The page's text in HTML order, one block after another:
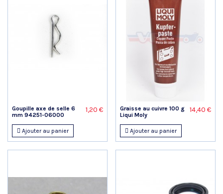
Goupille axe de selle 6
mm 94251-06000
1,20 €
Ajouter au panier
Graisse au cuivre 100 g
Liqui Moly
14,40 €
Ajouter au panier